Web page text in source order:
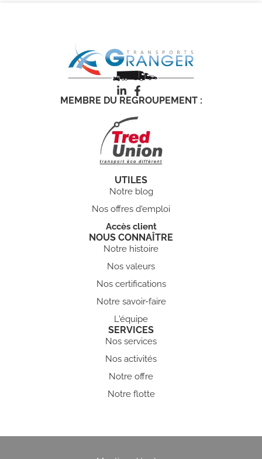
SERVICES
Nos services
Nos activités
Notre offre
Notre flotte
NOUS CONNAÎTRE
Notre histoire
Nos valeurs
Nos certifications
Notre savoir-faire
L'équipe
UTILES
Notre blog
Nos offres d'emploi
Accès client
MEMBRE DU REGROUPEMENT :